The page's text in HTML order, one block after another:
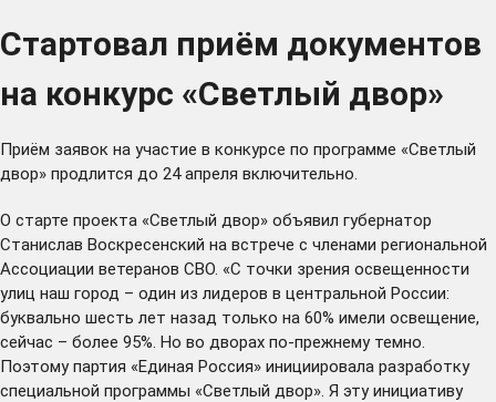
Стартовал приём документов
на конкурс «Светлый двор»
Приём заявок на участие в конкурсе по программе «Светлый
двор» продлится до 24 апреля включительно.
О старте проекта «Светлый двор» объявил губернатор
Станислав Воскресенский на встрече с членами региональной
Ассоциации ветеранов СВО. «С точки зрения освещенности
улиц наш город – один из лидеров в центральной России:
буквально шесть лет назад только на 60% имели освещение,
сейчас – более 95%. Но во дворах по-прежнему темно.
Поэтому партия «Единая Россия» инициировала разработку
специальной программы «Светлый двор». Я эту инициативу